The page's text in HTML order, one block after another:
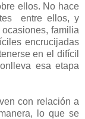
ellos. No hace
entre ellos, y
familia
encrucijadas
en el difícil
esa etapa
con relación a
lo que se